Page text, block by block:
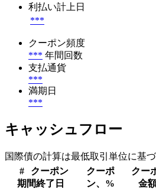
利払い計上日
***
クーポン頻度
*** 年間回数
支払通貨
***
満期日
***
キャッシュフロー
国際債の計算は最低取引単位に基
#
クーポン
期間終了日
クーポ
ン、%
クー
金